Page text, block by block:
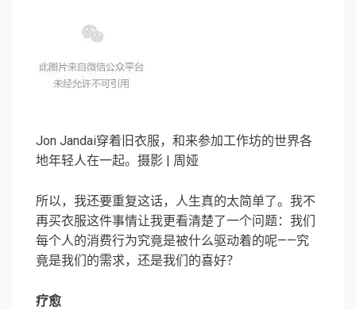
Jon Jandai穿着旧衣服，和来参加工作坊的世界各
地年轻人在一起。摄影 | 周娅
所以，我还要重复这话，人生真的太简单了。我不
再买衣服这件事情让我更看清楚了一个问题：我们
每个人的消费行为究竟是被什么驱动着的呢——究
竟是我们的需求，还是我们的喜好？
疗愈